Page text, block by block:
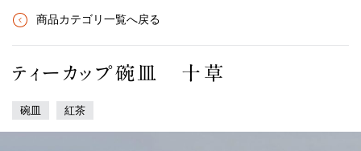
商品カテゴリ一覧へ戻る
ティーカップ碗皿 十草
碗皿 紅茶